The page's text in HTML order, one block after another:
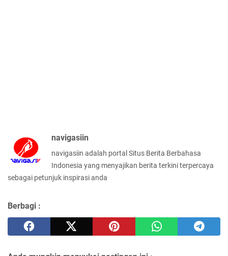
navigasiin
navigasiin adalah portal Situs Berita Berbahasa
Indonesia yang menyajikan berita terkini terpercaya
sebagai petunjuk inspirasi anda
Berbagi :